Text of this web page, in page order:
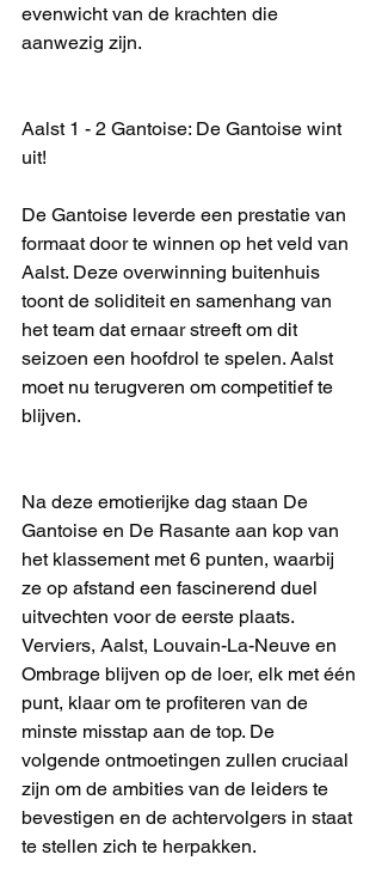
evenwicht van de krachten die
aanwezig zijn.
Aalst 1 - 2 Gantoise: De Gantoise wint
uit!
De Gantoise leverde een prestatie van
formaat door te winnen op het veld van
Aalst. Deze overwinning buitenhuis
toont de soliditeit en samenhang van
het team dat ernaar streeft om dit
seizoen een hoofdrol te spelen. Aalst
moet nu terugveren om competitief te
blijven.
Na deze emotierijke dag staan De
Gantoise en De Rasante aan kop van
het klassement met 6 punten, waarbij
ze op afstand een fascinerend duel
uitvechten voor de eerste plaats.
Verviers, Aalst, Louvain-La-Neuve en
Ombrage blijven op de loer, elk met één
punt, klaar om te profiteren van de
minste misstap aan de top. De
volgende ontmoetingen zullen cruciaal
zijn om de ambities van de leiders te
bevestigen en de achtervolgers in staat
te stellen zich te herpakken.